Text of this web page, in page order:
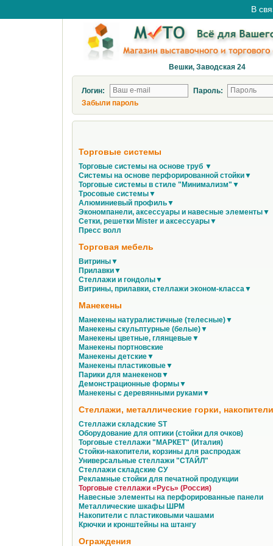
В
Вешки, Заводская 24
Логин:
Пароль:
Забыли пароль
Торговые системы
Торговые системы на основе труб ▼
Системы на основе перфорированной стойки▼
Торговые системы в стиле "Минимализм"▼
Тросовые системы▼
Алюминиевый профиль▼
Экономпанели, аксессуары и навесные элементы▼
Сетки, решетки Mister и аксессуары▼
Пресс волл
Торговая мебель
Витрины▼
Прилавки▼
Стеллажи и гондолы▼
Витрины, прилавки, стеллажи эконом-класса▼
Манекены
Манекены натуралистичные (телесные)▼
Манекены скульптурные (белые)▼
Манекены цветные, глянцевые▼
Манекены портновские
Манекены детские▼
Манекены пластиковые▼
Парики для манекенов▼
Демонстрационные формы▼
Манекены с деревянными руками▼
Стеллажи, металлические горки,
Стеллажи складские ST
Оборудование для оптики (стойки для очков)
Торговые стеллажи "МАРКЕТ" (Италия)
Стойки-накопители, корзины для распродаж
Универсальные стеллажи "СТАЙЛ"
Стеллажи складские СУ
Рекламные стойки для печатной продукции
Торговые стеллажи «Русь» (Россия)
Навесные элементы на перфорированные панели
Металлические шкафы ШРМ
Накопители с пластиковыми чашами
Крючки и кронштейны на штангу
Ограждения